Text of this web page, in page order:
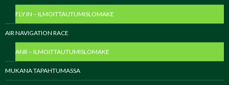
FLY IN – ILMOITTAUTUMISLOMAKE
AIR NAVIGATION RACE
ANR – ILMOITTAUTUMISLOMAKE
MUKANA TAPAHTUMASSA